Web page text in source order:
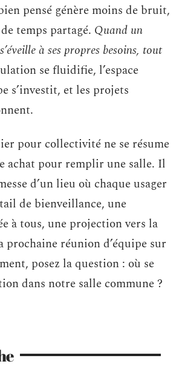
pensé génère moins de bruit,
temps partagé. Quand un
à ses propres besoins, tout
se fluidifie, l’espace
s’investit, et les projets
pour collectivité ne se résume
achat pour remplir une salle. Il
d’un lieu où chaque usager
de bienveillance, une
à tous, une projection vers la
réunion d’équipe sur
posez la question : où se
dans notre salle commune ?